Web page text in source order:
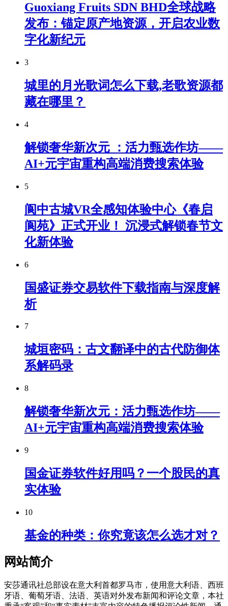
Guoxiang Fruits SDN BHD全球战略
发布：锚定原产地资源，开启农业数
字化新纪元
3
城里的月光歌词怎么下载,老歌资源都
藏在哪里？
4
解锁奢华新次元 ：活力甄选作坊——
AI+元宇宙重构高端消费搜索体验
5
阆中古城VR全感知体验中心《春启
阆苑》正式开业！ 沉浸式解锁春节文
化新体验
6
国盛证券交易软件下载指南与深度解
析
7
城垣密码：古文翻译中的古代防御体
系解码录
8
解锁奢华新次元：活力甄选作坊——
AI+元宇宙重构高端消费搜索体验
9
国金证券软件好用吗？一个股民的真
实体验
10
基金的种类：你究竟该怎么选才对？
网站简介
安莎通讯社总部设在意大利首都罗马市，使用意大利语、西班
牙语、葡萄牙语、法语、英语对外发布新闻和评论文章，本社